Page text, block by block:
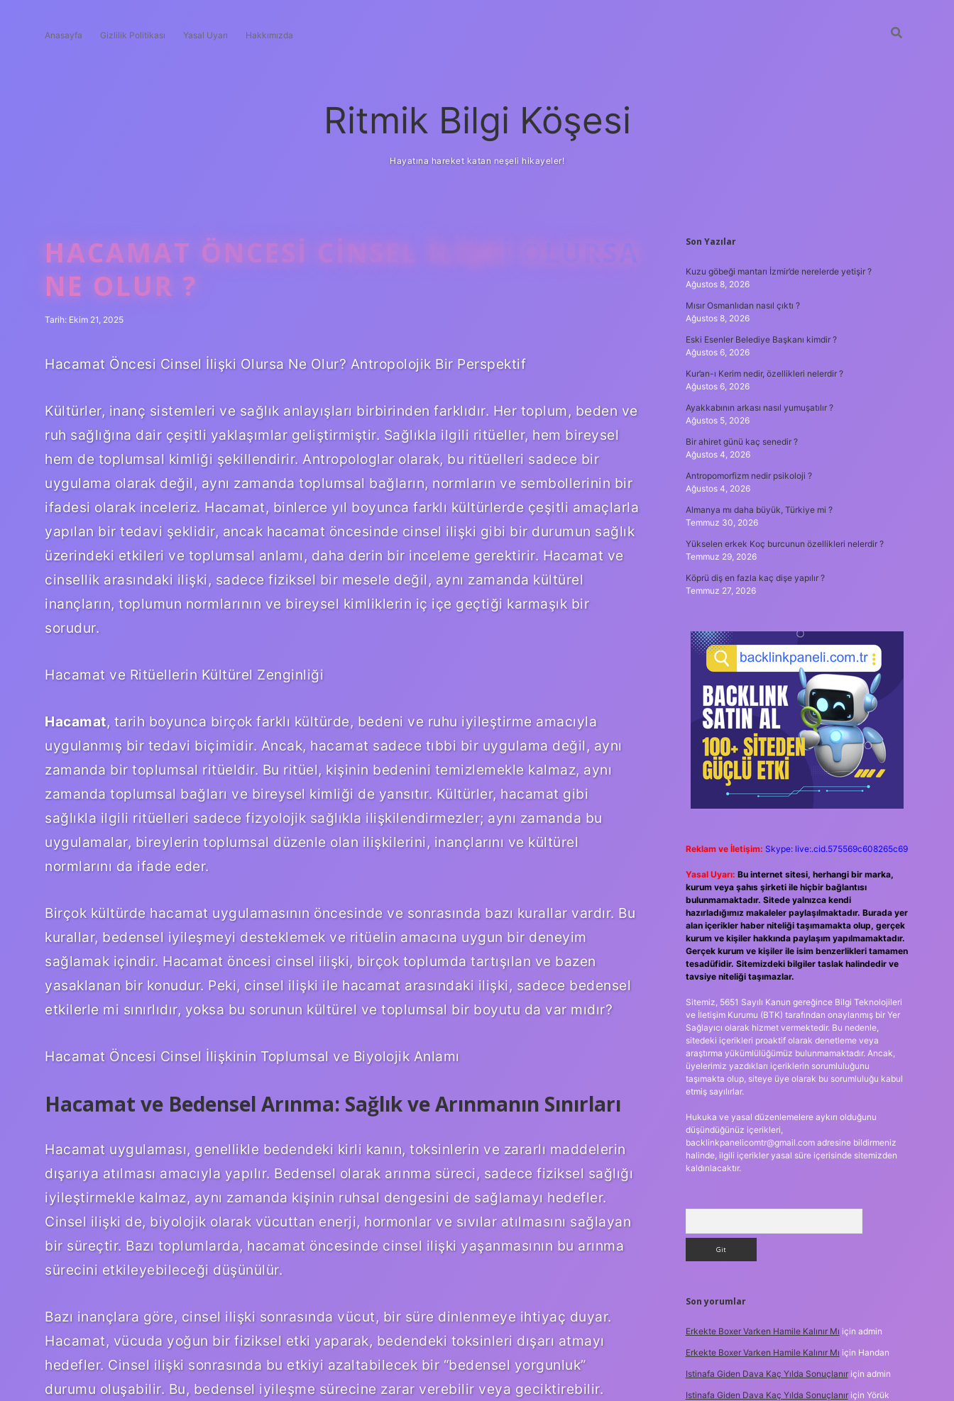
Anasayfa Gizlilik Politikası Yasal Uyarı Hakkımızda
Ritmik Bilgi Köşesi
Hayatına hareket katan neşeli hikayeler!
HACAMAT ÖNCESI CINSEL ILIŞKI OLURSA
NE OLUR ?
Tarih: Ekim 21, 2025
Hacamat Öncesi Cinsel İlişki Olursa Ne Olur? Antropolojik Bir Perspektif
Kültürler, inanç sistemleri ve sağlık anlayışları birbirinden farklıdır. Her toplum, beden ve
ruh sağlığına dair çeşitli yaklaşımlar geliştirmiştir. Sağlıkla ilgili ritüeller, hem bireysel
hem de toplumsal kimliği şekillendirir. Antropologlar olarak, bu ritüelleri sadece bir
uygulama olarak değil, aynı zamanda toplumsal bağların, normların ve sembollerinin bir
ifadesi olarak inceleriz. Hacamat, binlerce yıl boyunca farklı kültürlerde çeşitli amaçlarla
yapılan bir tedavi şeklidir, ancak hacamat öncesinde cinsel ilişki gibi bir durumun sağlık
üzerindeki etkileri ve toplumsal anlamı, daha derin bir inceleme gerektirir. Hacamat ve
cinsellik arasındaki ilişki, sadece fiziksel bir mesele değil, aynı zamanda kültürel
inançların, toplumun normlarının ve bireysel kimliklerin iç içe geçtiği karmaşık bir
sorudur.
Hacamat ve Ritüellerin Kültürel Zenginliği
Hacamat, tarih boyunca birçok farklı kültürde, bedeni ve ruhu iyileştirme amacıyla
uygulanmış bir tedavi biçimidir. Ancak, hacamat sadece tıbbi bir uygulama değil, aynı
zamanda bir toplumsal ritüeldir. Bu ritüel, kişinin bedenini temizlemekle kalmaz, aynı
zamanda toplumsal bağları ve bireysel kimliği de yansıtır. Kültürler, hacamat gibi
sağlıkla ilgili ritüelleri sadece fizyolojik sağlıkla ilişkilendirmezler; aynı zamanda bu
uygulamalar, bireylerin toplumsal düzenle olan ilişkilerini, inançlarını ve kültürel
normlarını da ifade eder.
Birçok kültürde hacamat uygulamasının öncesinde ve sonrasında bazı kurallar vardır. Bu
kurallar, bedensel iyileşmeyi desteklemek ve ritüelin amacına uygun bir deneyim
sağlamak içindir. Hacamat öncesi cinsel ilişki, birçok toplumda tartışılan ve bazen
yasaklanan bir konudur. Peki, cinsel ilişki ile hacamat arasındaki ilişki, sadece bedensel
etkilerle mi sınırlıdır, yoksa bu sorunun kültürel ve toplumsal bir boyutu da var mıdır?
Hacamat Öncesi Cinsel İlişkinin Toplumsal ve Biyolojik Anlamı
Hacamat ve Bedensel Arınma: Sağlık ve Arınmanın Sınırları
Hacamat uygulaması, genellikle bedendeki kirli kanın, toksinlerin ve zararlı maddelerin
dışarıya atılması amacıyla yapılır. Bedensel olarak arınma süreci, sadece fiziksel sağlığı
iyileştirmekle kalmaz, aynı zamanda kişinin ruhsal dengesini de sağlamayı hedefler.
Cinsel ilişki de, biyolojik olarak vücuttan enerji, hormonlar ve sıvılar atılmasını sağlayan
bir süreçtir. Bazı toplumlarda, hacamat öncesinde cinsel ilişki yaşanmasının bu arınma
sürecini etkileyebileceği düşünülür.
Bazı inançlara göre, cinsel ilişki sonrasında vücut, bir süre dinlenmeye ihtiyaç duyar.
Hacamat, vücuda yoğun bir fiziksel etki yaparak, bedendeki toksinleri dışarı atmayı
hedefler. Cinsel ilişki sonrasında bu etkiyi azaltabilecek bir “bedensel yorgunluk”
durumu oluşabilir. Bu, bedensel iyileşme sürecine zarar verebilir veya geciktirebilir.
SIDEBAR
Son Yazılar
Kuzu göbeği mantarı İzmir’de nerelerde yetişir ?
Ağustos 8, 2026
Mısır Osmanlıdan nasıl çıktı ?
Ağustos 8, 2026
Eski Esenler Belediye Başkanı kimdir ?
Ağustos 6, 2026
Kur’an-ı Kerim nedir, özellikleri nelerdir ?
Ağustos 6, 2026
Ayakkabının arkası nasıl yumuşatılır ?
Ağustos 5, 2026
Bir ahiret günü kaç senedir ?
Ağustos 4, 2026
Antropomorfizm nedir psikoloji ?
Ağustos 4, 2026
Almanya mı daha büyük, Türkiye mi ?
Temmuz 30, 2026
Yükselen erkek Koç burcunun özellikleri nelerdir ?
Temmuz 29, 2026
Köprü diş en fazla kaç dişe yapılır ?
Temmuz 27, 2026
Reklam ve İletişim: Skype: live:.cid.575569c608265c69
Yasal Uyarı: Bu internet sitesi, herhangi bir marka,
kurum veya şahıs şirketi ile hiçbir bağlantısı
bulunmamaktadır. Sitede yalnızca kendi
hazırladığımız makaleler paylaşılmaktadır. Burada yer
alan içerikler haber niteliği taşımamakta olup, gerçek
kurum ve kişiler hakkında paylaşım yapılmamaktadır.
Gerçek kurum ve kişiler ile isim benzerlikleri tamamen
tesadüfidir. Sitemizdeki bilgiler taslak halindedir ve
tavsiye niteliği taşımazlar.
Sitemiz, 5651 Sayılı Kanun gereğince Bilgi Teknolojileri
ve İletişim Kurumu (BTK) tarafından onaylanmış bir Yer
Sağlayıcı olarak hizmet vermektedir. Bu nedenle,
sitedeki içerikleri proaktif olarak denetleme veya
araştırma yükümlülüğümüz bulunmamaktadır. Ancak,
üyelerimiz yazdıkları içeriklerin sorumluluğunu
taşımakta olup, siteye üye olarak bu sorumluluğu kabul
etmiş sayılırlar.
Hukuka ve yasal düzenlemelere aykırı olduğunu
düşündüğünüz içerikleri,
backlinkpanelicomtr@gmail.comadresine bildirmeniz
halinde, ilgili içerikler yasal süre içerisinde sitemizden
kaldırılacaktır.
Son yorumlar
Erkekte Boxer Varken Hamile Kalınır Mı için admin
Erkekte Boxer Varken Hamile Kalınır Mı için Handan
Istinafa Giden Dava Kaç Yılda Sonuçlanıriçin admin
Istinafa Giden Dava Kaç Yılda Sonuçlanıriçin Yörük